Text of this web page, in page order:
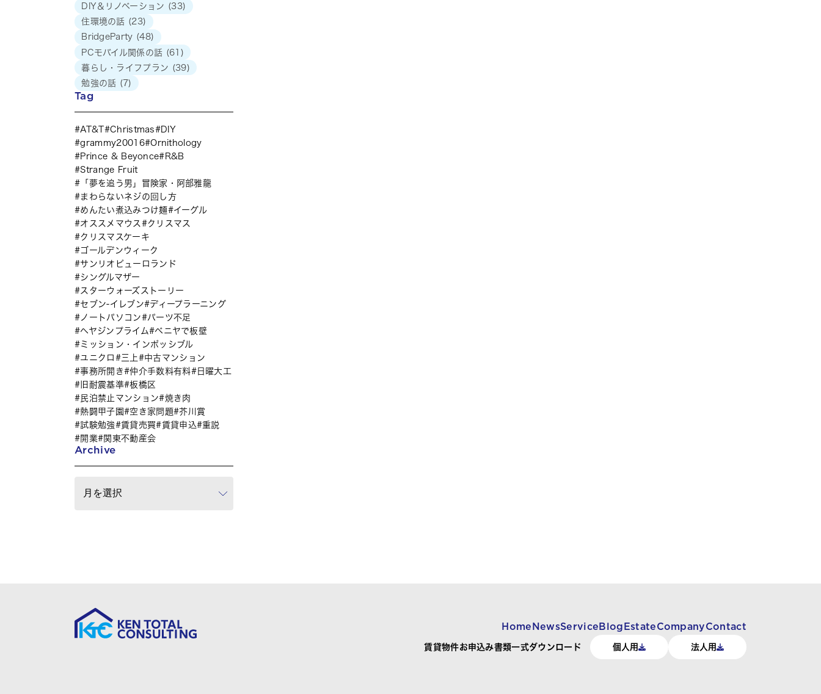
DIY＆リノベーション (33)
住環境の話 (23)
BridgeParty (48)
PCモバイル関係の話 (61)
暮らし・ライフプラン (39)
勉強の話 (7)
Tag
AT&T Christmas
DIY
grammy20016
Ornithology
Prince & Beyonce
R&B
Strange Fruit
「夢を追う男」冒険家・阿部雅龍
まわらないネジの回し方
めんたい煮込みつけ麺
イーグル
オススメマウス
クリスマス
クリスマスケーキ
ゴールデンウィーク
サンリオピューロランド
シングルマザー
スターウォーズストーリー
セブン-イレブン
ディープラーニング
ノートパソコン
パーツ不足
ヘヤジンプライム
ベニヤで板壁
ミッション・インポッシブル
ユニクロ
三上
中古マンション
事務所開き
仲介手数料有料
日曜大工
旧耐震基準
板橋区
民泊禁止マンション
焼き肉
熱闘甲子園
空き家問題
芥川賞
試験勉強
賃貸売買 賃貸申込
重説
開業
関東不動産会
Archive
HomeNewsServiceBlogEstateCompanyContact
賃貸物件お申込み書類一式ダウンロード 個人用 法人用